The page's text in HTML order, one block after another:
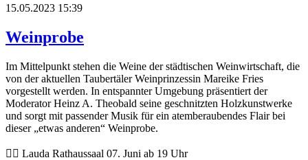
15.05.2023 15:39
Weinprobe
Im Mittelpunkt stehen die Weine der städtischen Weinwirtschaft, die
von der aktuellen Taubertäler Weinprinzessin Mareike Fries
vorgestellt werden. In entspannter Umgebung präsentiert der
Moderator Heinz A. Theobald seine geschnitzten Holzkunstwerke
und sorgt mit passender Musik für ein atemberaubendes Flair bei
dieser „etwas anderen“ Weinprobe.
👉🏼 Lauda Rathaussaal 07. Juni ab 19 Uhr